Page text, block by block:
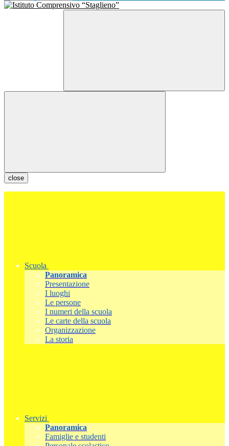
close
Scuola
Panoramica
Presentazione
I luoghi
Le persone
I numeri della scuola
Le carte della scuola
Organizzazione
La storia
Servizi
Panoramica
Famiglie e studenti